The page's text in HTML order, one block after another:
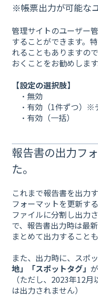
※帳票出力が可能な
管理サイトのユーザー
することができます。
れることもありますの
おくことをお勧めします
【設定の選択肢】
・無効
・有効（1件ずつ）※
・有効（一括）
報告書の出力フ
た。
これまで報告書を出力
フォーマットを更新す
ファイルに分割し出力
で、報告書出力時は最
まとめて出力すること
また、出力時に、スポ
地」「スポットタグ」
（ただし、2023年12
は出力されません）